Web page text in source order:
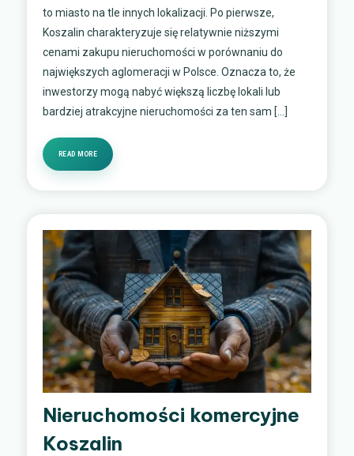
to miasto na tle innych lokalizacji. Po pierwsze,
Koszalin charakteryzuje się relatywnie niższymi
cenami zakupu nieruchomości w porównaniu do
największych aglomeracji w Polsce. Oznacza to, że
inwestorzy mogą nabyć większą liczbę lokali lub
bardziej atrakcyjne nieruchomości za ten sam […]
READ MORE
Nieruchomości komercyjne
Koszalin